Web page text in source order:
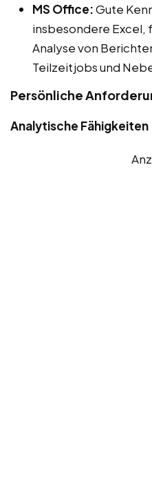
MS Office:Gute
insbesondere Excel,
Analyse von
Teilzeitjobs und
Persönliche
Analytische Fähigkeiten